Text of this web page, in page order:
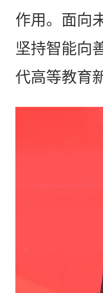
作用。面向
坚持智能向
代高等教育